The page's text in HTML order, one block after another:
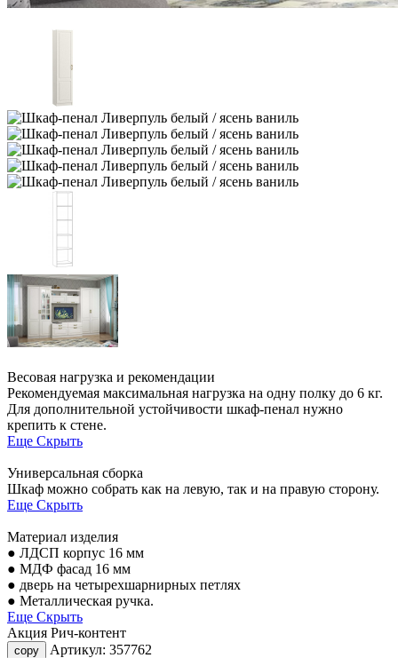
Весовая нагрузка и рекомендации
Рекомендуемая максимальная нагрузка на одну полку до 6 кг.
Для дополнительной устойчивости шкаф-пенал нужно
крепить к стене.
Еще Скрыть
Универсальная сборка
Шкаф можно собрать как на левую, так и на правую сторону.
Еще Скрыть
Материал изделия
● ЛДСП корпус 16 мм
● МДФ фасад 16 мм
● дверь на четырехшарнирных петлях
● Металлическая ручка.
Еще Скрыть
Акция Рич-контент
copy Артикул: 357762